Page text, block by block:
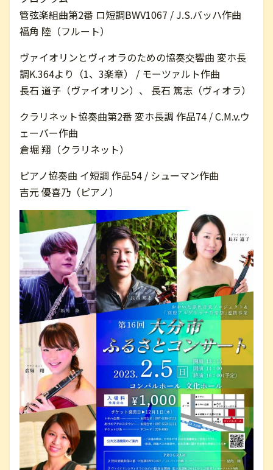
管弦楽組曲第2番 ロ短調BWV1067 / J.S.バッハ作曲
福角 陸（フルート）
ヴァイオリンとヴィオラのための協奏交響曲 変ホ長
調K.364より（1、3楽章） / モーツァルト作曲
長石 道子（ヴァイオリン）、 長石 篤志（ヴィオラ）
クラリネット協奏曲第2番 変ホ長調 作品74 / C.M.v.ウ
ェーバー作曲
倉堀 翔（クラリネット）
ピアノ協奏曲 イ短調 作品54 / シューマン作曲
吉元 優喜乃（ピアノ）